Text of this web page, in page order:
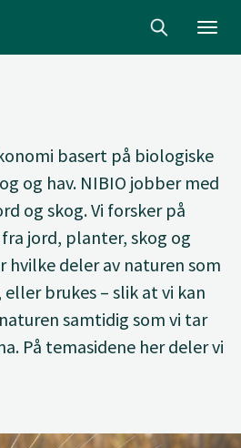
basert på biologiske
og hav. NIBIO jobber med
og skog. Vi forsker på
jord, planter, skog og
hvilke deler av naturen som
brukes – slik at vi kan
samtidig som vi tar
På temasidene her deler vi